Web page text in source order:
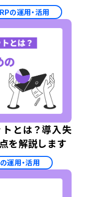
の運用・活用
とは？導入失
を解説します
運用・活用